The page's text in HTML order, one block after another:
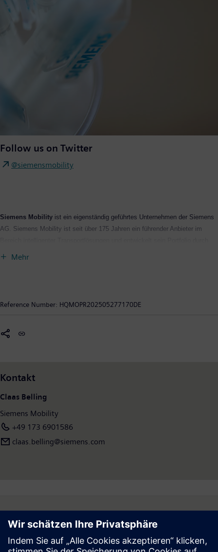
Follow us on Twitter
@siemensmobility
Siemens Mobility ist ein eigenständig geführtes Unternehmen der Siemens
AG. Siemens Mobility ist seit über 175 Jahren ein führender Anbieter im
Verfügbarkeit zu garantieren. Im Geschäftsjahr 2024, das am 30. September
Mehr
Reference Number: HQMOPR202505277170DE
Kontakt
Claas Belling
Siemens Mobility
+49 173 6901586
claas.belling@siemens.com
Follow